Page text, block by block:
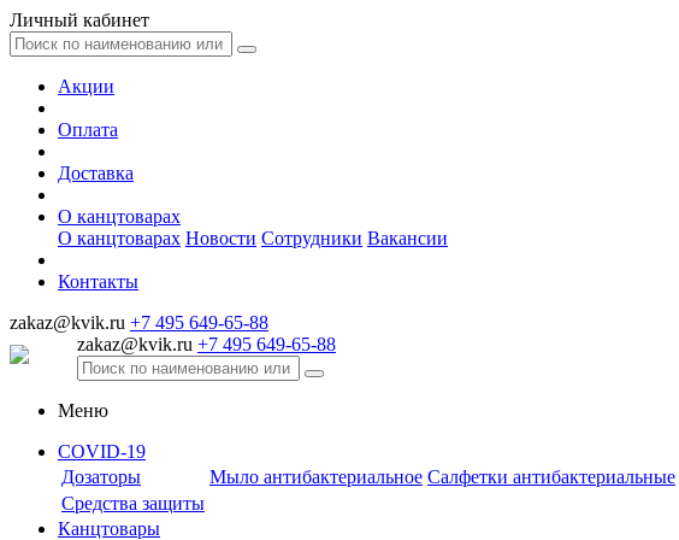
Личный кабинет
Акции
Оплата
Доставка
О канцтоварах
О канцтоварах Новости Сотрудники Вакансии
Контакты
zakaz@kvik.ru +7 495 649-65-88
zakaz@kvik.ru +7 495 649-65-88
Меню
COVID-19
Дозаторы
Мыло антибактериальное Салфетки антибактериальные
Средства защиты
Канцтовары